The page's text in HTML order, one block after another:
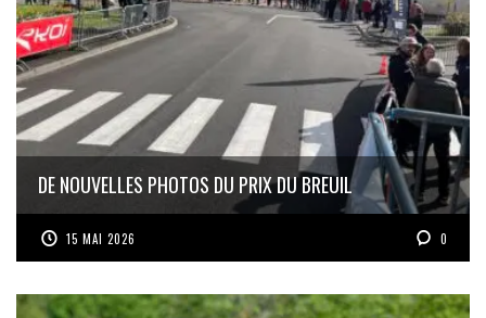
DE NOUVELLES PHOTOS DU PRIX DU BREUIL
15 MAI 2026 0